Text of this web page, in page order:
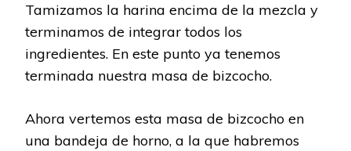
Tamizamos la harina encima de la mezcla y
terminamos de integrar todos los
ingredientes. En este punto ya tenemos
terminada nuestra masa de bizcocho.
Ahora vertemos esta masa de bizcocho en
una bandeja de horno, a la que habremos